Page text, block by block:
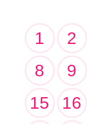
1 2
8
9
15
16